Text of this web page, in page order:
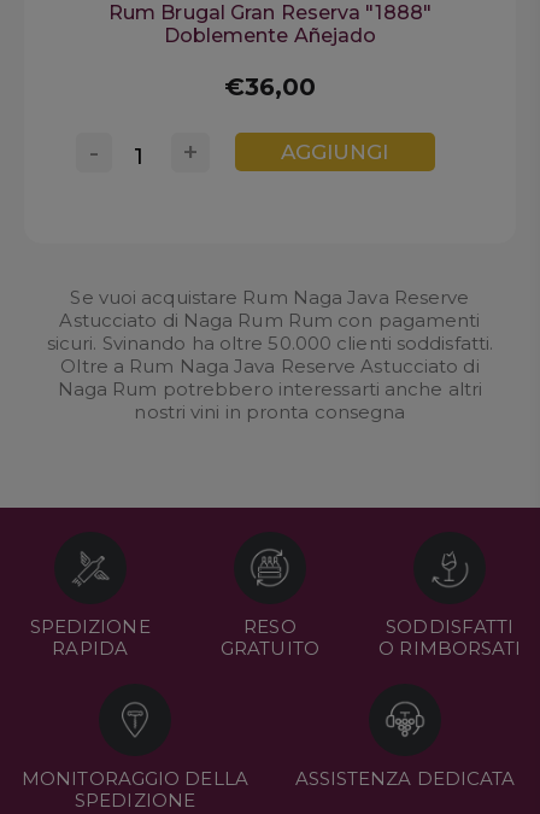
Rum Brugal Gran Reserva "1888"
Doblemente Añejado
€36,00
+
- AGGIUNGI
Se vuoi acquistare Rum Naga Java Reserve
Astucciato di Naga Rum Rum con pagamenti
sicuri. Svinando ha oltre 50.000 clienti soddisfatti.
Oltre a Rum Naga Java Reserve Astucciato di
Naga Rum potrebbero interessarti anche altri
nostrivini in pronta consegna
SPEDIZIONE
RAPIDA
RESO
GRATUITO
SODDISFATTI
O RIMBORSATI
MONITORAGGIO DELLA
SPEDIZIONE
ASSISTENZA DEDICATA